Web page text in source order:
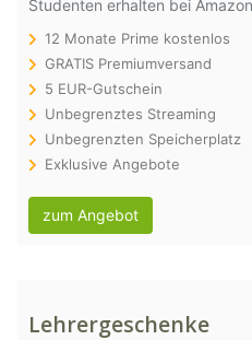
Studenten erhalten bei
12 Monate Prime kostenlos
GRATIS Premiumversand
5 EUR-Gutschein
Unbegrenztes Streaming
Unbegrenzten Speicherplatz
Exklusive Angebote
zum Angebot
Lehrergeschenke